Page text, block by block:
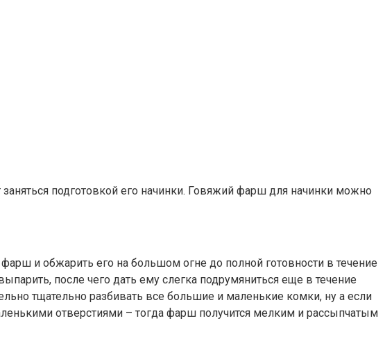
подготовкой его начинки. Говяжий фарш для начинки можно
и обжарить его на большом огне до полной готовности в течение
после чего дать ему слегка подрумяниться еще в течение
тщательно разбивать все большие и маленькие комки, ну а если
отверстиями – тогда фарш получится мелким и рассыпчатым